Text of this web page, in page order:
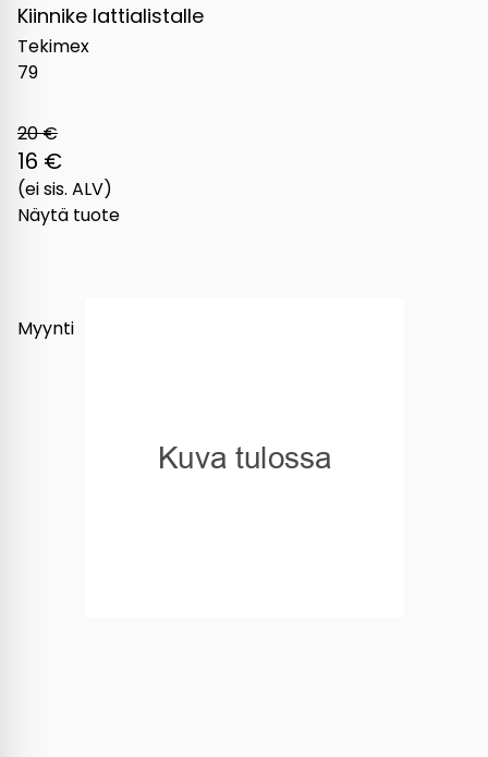
Kiinnike lattialistalle
Tekimex
79
20 €
16 €
(ei sis. ALV)
Näytä tuote
Myynti